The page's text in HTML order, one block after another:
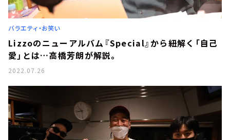
バラエティ・お笑い
Lizzoのニューアルバム『Special』から紐解く「自己
愛」とは…高橋芳朗が解説。
2022.07.26